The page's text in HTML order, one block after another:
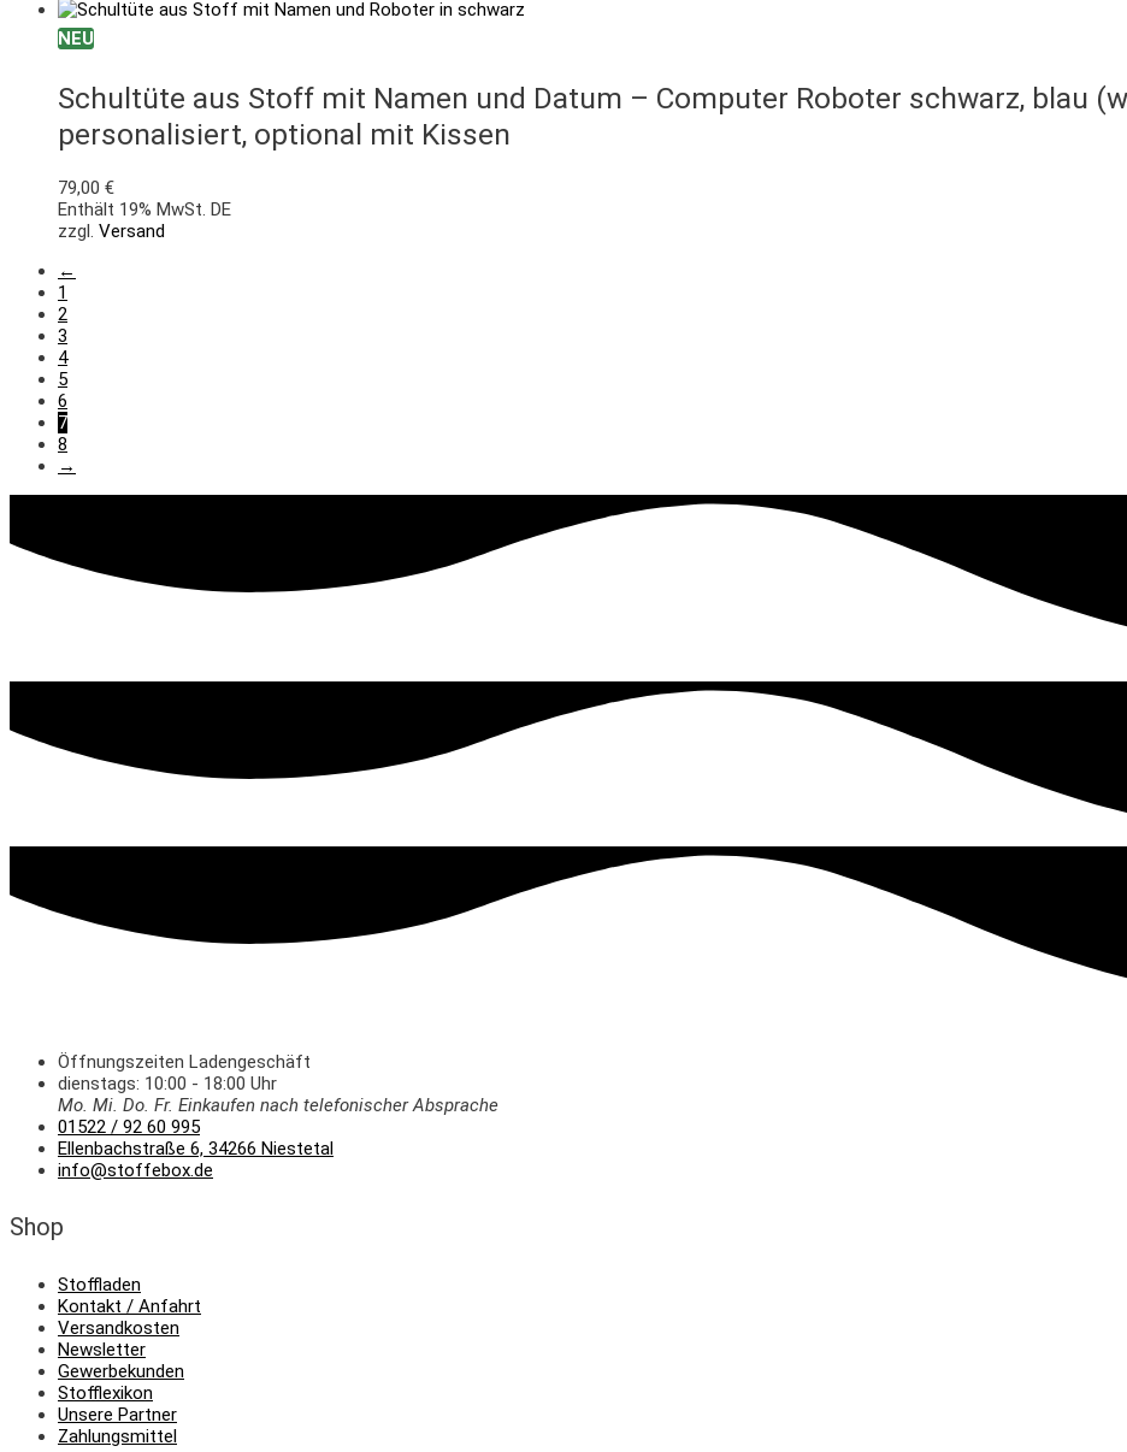
NEU
Schultüte aus Stoff mit Namen und Datum – Computer Roboter schwarz, blau
personalisiert, optional mit Kissen
79,00 €
Enthält 19% MwSt. DE
zzgl. Versand
←
1
2
3
4
5
6
7
8
→
Öffnungszeiten Ladengeschäft
dienstags: 10:00 - 18:00 Uhr
Mo. Mi. Do. Fr. Einkaufen nach telefonischer Absprache
01522 / 92 60 995
Ellenbachstraße 6, 34266 Niestetal
info@stoffebox.de
Shop
Stoffladen
Kontakt / Anfahrt
Versandkosten
Newsletter
Gewerbekunden
Stofflexikon
Unsere Partner
Zahlungsmittel